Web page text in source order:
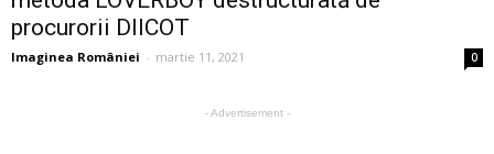
procurorii DIICOT
Imaginea României - martie 11, 2021 0
- Advertisement -